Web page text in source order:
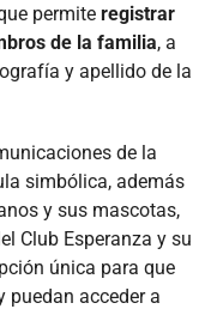
permite registrar
de la familia, a
y apellido de la
de la
simbólica, además
y sus mascotas,
Club Esperanza y su
única para que
puedan acceder a